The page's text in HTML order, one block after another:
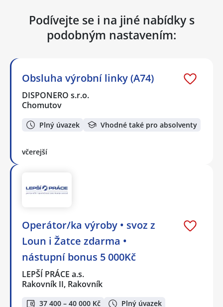
Podívejte se i na jiné nabídky s
podobným nastavením:
Obsluha výrobní linky (A74)
DISPONERO s.r.o.
Chomutov
Plný úvazek Vhodné také pro absolventy
včerejší
Operátor/ka výroby • svoz z
Loun i Žatce zdarma •
nástupní bonus 5 000Kč
LEPŠÍ PRÁCE a.s.
Rakovník II, Rakovník
37 400 – 40 000 Kč Plný úvazek